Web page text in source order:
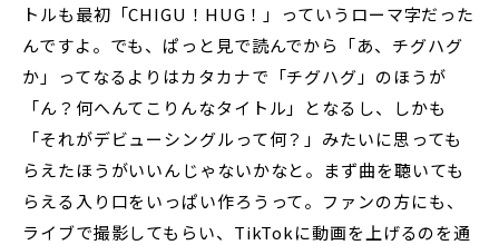
トルも最初「CHIGU！HUG！」っていうローマ字だった
んですよ。でも、ぱっと見で読んでから「あ、チグハグ
か」ってなるよりはカタカナで「チグハグ」のほうが
「ん？何へんてこりんなタイトル」となるし、しかも
「それがデビューシングルって何？」みたいに思っても
らえたほうがいいんじゃないかなと。まず曲を聴いても
らえる入り口をいっぱい作ろうって。ファンの方にも、
ライブで撮影してもらい、TikTokに動画を上げるのを通